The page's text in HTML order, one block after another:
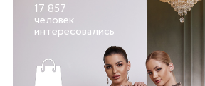
17 857
человек